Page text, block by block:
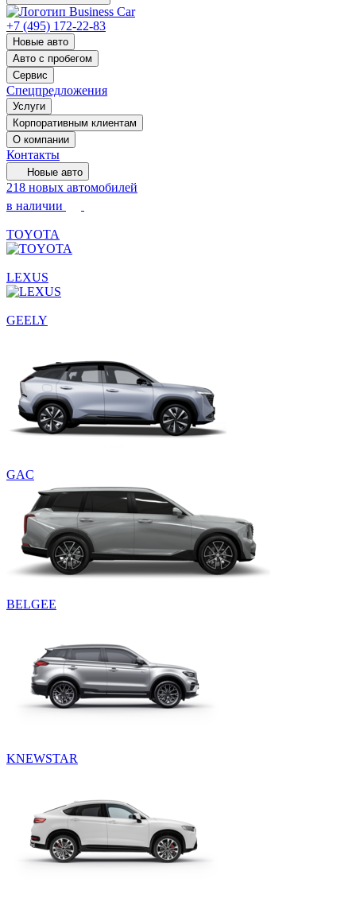
+7 (495) 172-22-83
Новые авто
Авто с пробегом
Сервис
Спецпредложения
Услуги
Корпоративным клиентам
О компании
Контакты
Новые авто
218 новых автомобилей
в наличии
TOYOTA
LEXUS
GEELY
GAC
BELGEE
KNEWSTAR